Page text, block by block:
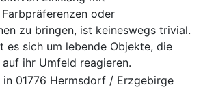
Farbpräferenzen oder
zu bringen, ist keineswegs trivial.
es sich um lebende Objekte, die
ihr Umfeld reagieren.